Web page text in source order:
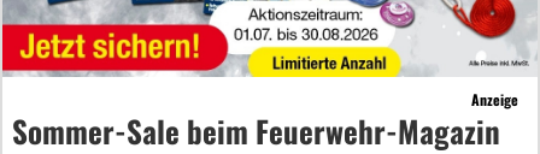
Anzeige
Sommer-Sale beim Feuerwehr-Magazin